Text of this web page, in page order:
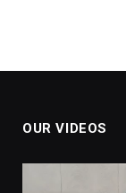
OUR VIDEOS